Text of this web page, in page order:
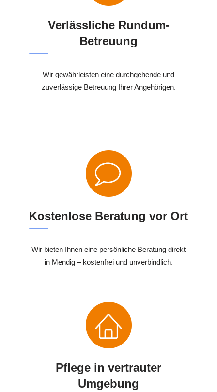
Verlässliche Rundum-
Betreuung
Wir gewährleisten eine durchgehende und
zuverlässige Betreuung Ihrer Angehörigen.
Kostenlose Beratung vor Ort
Wir bieten Ihnen eine persönliche Beratung direkt
in Mendig – kostenfrei und unverbindlich.
Pflege in vertrauter
Umgebung